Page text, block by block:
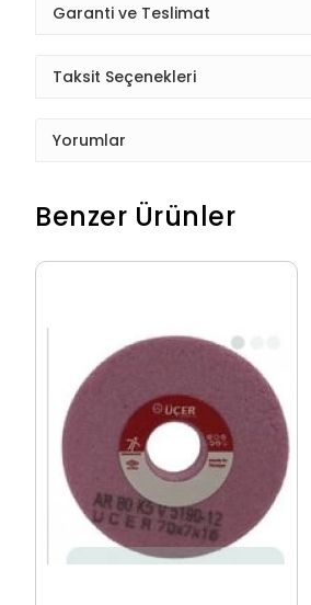
Garanti ve Teslimat
Taksit Seçenekleri
Yorumlar
Benzer Ürünler